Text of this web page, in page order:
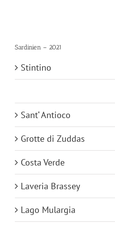
Sardinien – 2021
Stintino
Sant‘ Antioco
Grotte di Zuddas
Costa Verde
Laveria Brassey
Lago Mulargia